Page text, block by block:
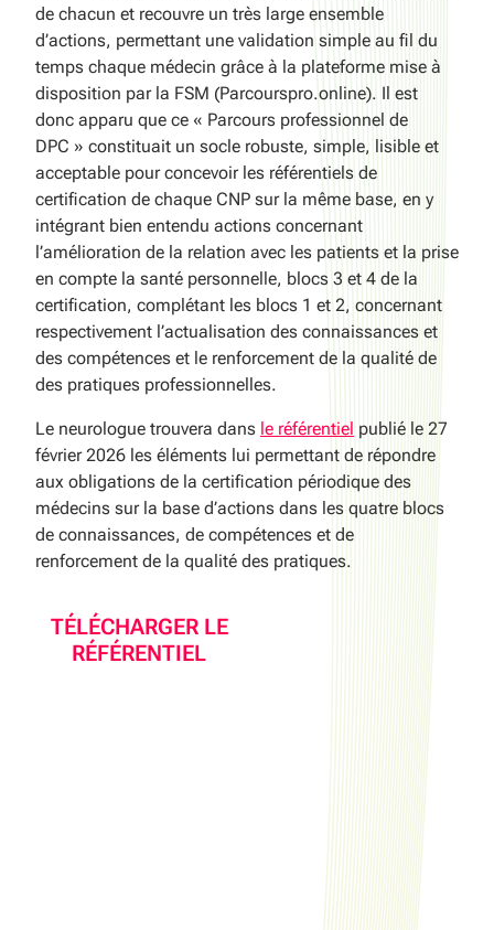
de chacun et recouvre un très large ensemble
d’actions, permettant une validation simple au fil du
temps chaque médecin grâce à la plateforme mise à
disposition par la FSM (Parcourspro.online). Il est
donc apparu que ce « Parcours professionnel de
DPC » constituait un socle robuste, simple, lisible et
acceptable pour concevoir les référentiels de
certification de chaque CNP sur la même base, en y
intégrant bien entendu actions concernant
l’amélioration de la relation avec les patients et la prise
en compte la santé personnelle, blocs 3 et 4 de la
certification, complétant les blocs 1 et 2, concernant
respectivement l’actualisation des connaissances et
des compétences et le renforcement de la qualité de
des pratiques professionnelles.
Le neurologue trouvera dans le référentiel publié le 27
février 2026 les éléments lui permettant de répondre
aux obligations de la certification périodique des
médecins sur la base d’actions dans les quatre blocs
de connaissances, de compétences et de
renforcement de la qualité des pratiques.
TÉLÉCHARGER LE
RÉFÉRENTIEL